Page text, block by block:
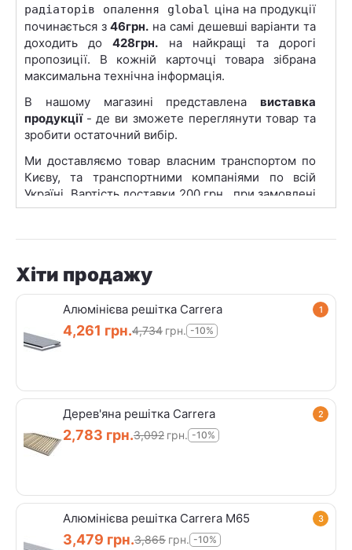
радіаторів опалення global ціна на продукції
починається з46грн. на самі дешевші варіанти та
доходить до428грн. на найкращі та дорогі
пропозиції. В кожній карточці товара зібрана
максимальна технічна інформація.
В нашому магазині представлена виставка
продукції - де ви зможете переглянути товар та
зробити остаточний вибір.
Ми доставляємо товар власним транспортом по
Києву, та транспортними компаніями по всій
Україні. Вартість доставки 200 грн., при замовлені
на суму від 20 000 грн. -Безкоштовно.
Пункти видачі нашої продукції представлені в
Одеса, Дніпро, Запоріжжя, Кривий Ріг, Миколаїв,
Вінниця.
Хіти продажу
1
Алюмінієва решітка Carrera
4,261 грн.4,734 грн. -10%
2
Дерев'яна решітка Carrera
2,783 грн.3,092 грн. -10%
3
Алюмінієва решітка Carrera M65
3,479 грн.3,865 грн. -10%